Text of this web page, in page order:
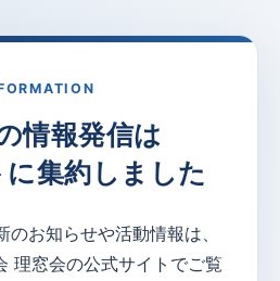
情報発信は
集約しました
お知らせや活動情報は、
理窓会の公式サイトでご覧